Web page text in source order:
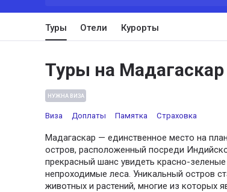
Туры Отели Курорты
Туры на Мадагаскар
НУЖНА ВИЗА
Виза Доплаты Памятка Страховка
Мадагаскар — единственное место на
остров, расположенный посреди
прекрасный шанс увидеть красно-
непроходимые леса. Уникальный остров
животных и растений, многие из которых